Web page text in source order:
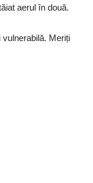
aerul în două.
Meriți